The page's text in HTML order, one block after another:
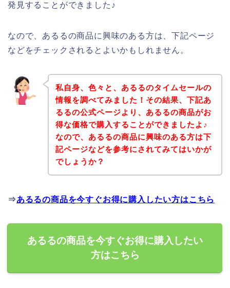
発見することができました♪
なので、あるるの商品に興味のある方は、下記ページ
などをチェックされるとよいかもしれません。
私自身、色々と、あるるのタイムセールの
情報を調べてみました！その結果、下記あ
るるの公式ページより、あるるの商品がお
得な価格で購入することができましたよ♪
なので、あるるの商品に興味のある方は下
記ページなどを参考にされてみてはいかが
でしょうか？
⇒あるるの商品を今すぐお得に購入したい方はこちら
あるるの商品を今すぐお得に購入したい
方はこちら